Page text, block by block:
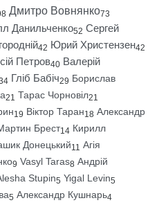
Дмитро Вовнянко73
Данильченко52 Сергей
42 Юрий Христензен42
Петров40 Валерій
Гліб Бабіч29 Борислав
21 Тарас Чорновіл21
19 Віктор Таран18 Александр
Брест14 Кирилл
Донецький11 Агія
9 Vasyl Taras8 Андрій
Stupin5 Yigal Levin5
5 Александр Кушнарь4